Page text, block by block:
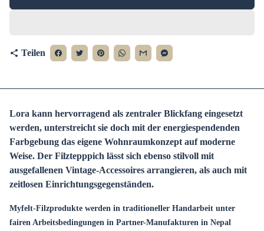
share Teilen
Lora kann hervorragend als zentraler Blickfang eingesetzt
werden, unterstreicht sie doch mit der energiespendenden
Farbgebung das eigene Wohnraumkonzept auf moderne
Weise. Der Filztepppich lässt sich ebenso stilvoll mit
ausgefallenen Vintage-Accessoires arrangieren, als auch mit
zeitlosen Einrichtungsgegenständen.
Myfelt-Filzprodukte werden in traditioneller Handarbeit unter
fairen Arbeitsbedingungen in Partner-Manufakturen in Nepal